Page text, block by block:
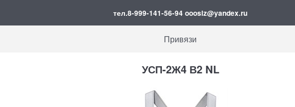
тел.8-999-141-56-94 ooosiz@yandex.ru
Привязи
УСП-2Ж4 В2 NL